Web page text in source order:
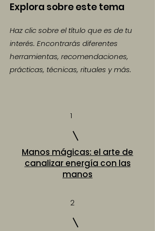
Explora sobre este tema
Haz clic sobre el título que es de tu
interés. Encontrarás diferentes
herramientas, recomendaciones,
prácticas, técnicas, rituales y más.
1
Manos mágicas: el arte de
canalizar energía con las
manos
2